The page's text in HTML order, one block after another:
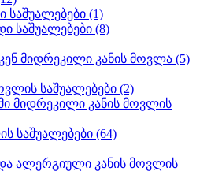
საშუალებები (1)
საშუალებები (8)
მიდრეკილი კანის მოვლა (5)
საშუალებები (2)
მიდრეკილი კანის მოვლის
საშუალებები (64)
ალერგიული კანის მოვლის